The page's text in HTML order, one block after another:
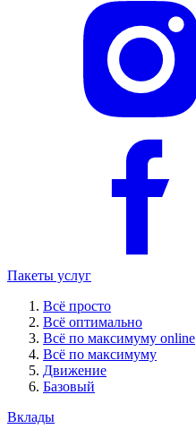
Пакеты услуг
Всё просто
Всё оптимально
Всё по максимуму online
Всё по максимуму
Движение
Базовый
Вклады